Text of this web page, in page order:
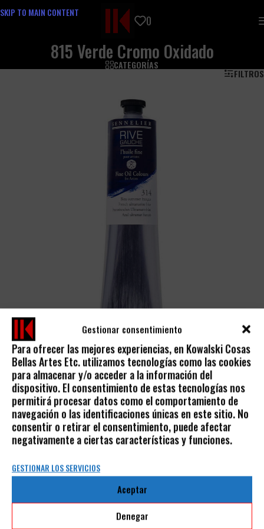
Gestionar consentimiento
Para ofrecer las mejores experiencias, en Kowalski Cosas
Bellas Artes Etc. utilizamos tecnologías como las cookies
para almacenar y/o acceder a la información del
dispositivo. El consentimiento de estas tecnologías nos
permitirá procesar datos como el comportamiento de
navegación o las identificaciones únicas en este sitio. No
consentir o retirar el consentimiento, puede afectar
negativamente a ciertas características y funciones.
GESTIONAR LOS SERVICIOS
Aceptar
Denegar
SKIP TO MAIN CONTENT
0
815 Verde Cromo Oxidado
CATEGORÍAS
FILTROS
ÓLEO FINO RIVE GAUCHE TUBOS SENNELIER
SENNELIER
5,50€ IVA incluido
AVISO LEGAL
POLÍTICA DE PRIVACIDAD